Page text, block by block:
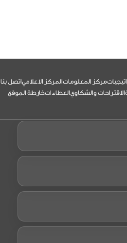
مركز المعلوماتالمركز الاعلامياتصل بنا
الاقتراحات والشكاويالعطاءاتخارطة الموقع